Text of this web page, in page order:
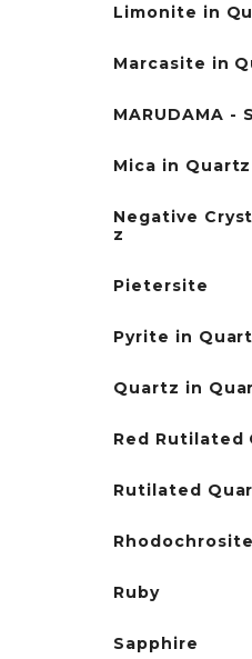
Limonite in
Marcasite in
MARUDAMA -
Mica in Quartz
Negative
z
Pietersite
Pyrite in
Quartz in
Red Rutilated
Rutilated
Rhodochrosite
Ruby
Sapphire